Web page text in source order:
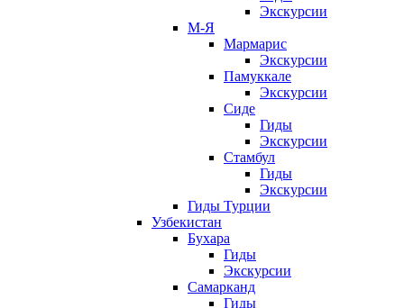
Экскурсии
М-Я
Мармарис
Экскурсии
Памуккале
Экскурсии
Сиде
Гиды
Экскурсии
Стамбул
Гиды
Экскурсии
Гиды Турции
Узбекистан
Бухара
Гиды
Экскурсии
Самарканд
Гиды